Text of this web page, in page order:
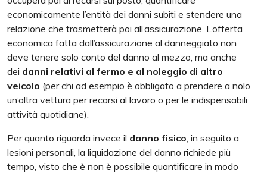
economicamente l’entità dei danni subiti e stendere una
relazione che trasmetterà poi all’assicurazione. L’offerta
economica fatta dall’assicurazione al danneggiato non
deve tenere solo conto del danno al mezzo, ma anche
dei danni relativi al fermo e al noleggio di altro
veicolo (per chi ad esempio è obbligato a prendere a nolo
un’altra vettura per recarsi al lavoro o per le indispensabili
attività quotidiane).
Per quanto riguarda invece il danno fisico , in seguito a
lesioni personali, la liquidazione del danno richiede più
tempo, visto che è non è possibile quantificare in modo